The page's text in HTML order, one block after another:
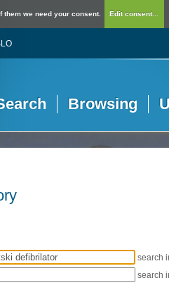
we need your consent. Edit consent...
Browsing
search
search